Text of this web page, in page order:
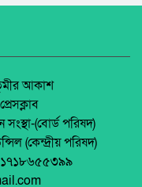
ট্রাস্টের শিক্ষা
জননীকে সহায়তা
সভা অনুষ্ঠিত।
মতবিনিময় সভা
আকাশ
সংস্থা-(বোর্ড পরিষদ)
(কেন্দ্রীয় পরিষদ)